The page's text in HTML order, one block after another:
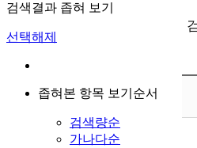
검색결과 좁혀 보기
선택해제
좁혀본 항목 보기순서
검색량순
가나다순